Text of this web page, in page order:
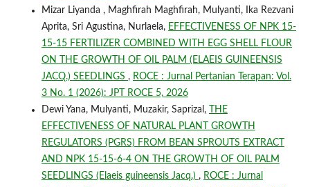
Mizar Liyanda , Maghfirah Maghfirah, Mulyanti, Ika Rezvani
Aprita, Sri Agustina, Nurlaela, EFFECTIVENESS OF NPK 15-
15-15 FERTILIZER COMBINED WITH EGG SHELL FLOUR
ON THE GROWTH OF OIL PALM (ELAEIS GUINEENSIS
JACQ.) SEEDLINGS , ROCE : Jurnal Pertanian Terapan: Vol.
3 No. 1 (2026): JPT ROCE 5, 2026
Dewi Yana, Mulyanti, Muzakir, Saprizal,
THE
EFFECTIVENESS OF NATURAL PLANT GROWTH
REGULATORS (PGRS) FROM BEAN SPROUTS EXTRACT
AND NPK 15-15-6-4 ON THE GROWTH OF OIL PALM
SEEDLINGS (Elaeis guineensis Jacq.) , ROCE : Jurnal